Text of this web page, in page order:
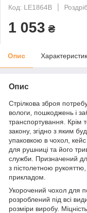
Код: LE1864B
1 053 ₴
Опис
Опис
Стрілкова зброя
вологи, пошкоджень і
транспортування. Крім
закону, згідно з яким
упаковкою в чохол,
для рушниці та його
служби. Призначений
з пістолетною
прикладом.
Укорочений чохол для
розроблений під всі
розміри виробу.